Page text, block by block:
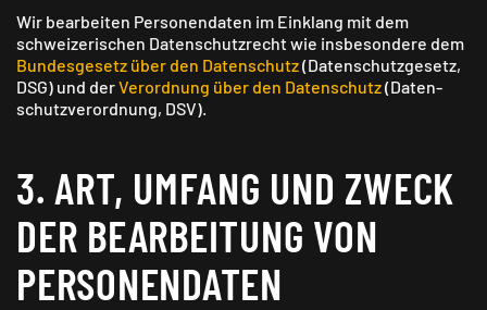
Wir bearbeiten Personen­daten im Einklang mit dem
schweizerischen Daten­schutz­recht wie insbesondere dem
Bundes­gesetz über den Daten­schutz(Daten­schutz­gesetz,
DSG) und derVerordnung über den Daten­schutz(Daten­
schutz­verordnung, DSV).
3. ART, UMFANG UND ZWECK
DER BEARBEITUNG VON
PERSONEN­DATEN